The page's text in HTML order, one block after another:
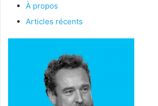
À propos
Articles récents